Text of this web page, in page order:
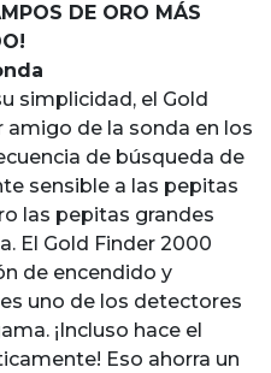
DE ORO MÁS
simplicidad, el Gold
amigo de la sonda en los
de búsqueda de
sensible a las pepitas
las pepitas grandes
El Gold Finder 2000
de encendido y
uno de los detectores
¡Incluso hace el
Eso ahorra un